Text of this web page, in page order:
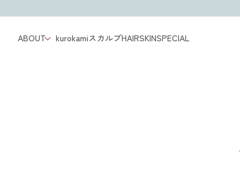
ABOUT kurokamiスカルプHAIRSKINSPECIAL